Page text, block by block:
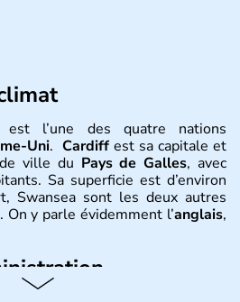
l’une des quatre nations
Uni. Cardiff est sa capitale et
ville du Pays de Galles, avec
Sa superficie est d’environ
Swansea sont les deux autres
y parle évidemment l’anglais,